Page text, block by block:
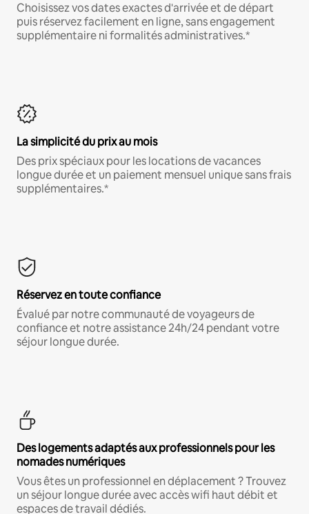
Choisissez vos dates exactes d'arrivée et de départ
puis réservez facilement en ligne, sans engagement
supplémentaire ni formalités administratives.*
La simplicité du prix au mois
Des prix spéciaux pour les locations de vacances
longue durée et un paiement mensuel unique sans frais
supplémentaires.*
Réservez en toute confiance
Évalué par notre communauté de voyageurs de
confiance et notre assistance 24h/24 pendant votre
séjour longue durée.
Des logements adaptés aux professionnels pour les
nomades numériques
Vous êtes un professionnel en déplacement ? Trouvez
un séjour longue durée avec accès wifi haut débit et
espaces de travail dédiés.